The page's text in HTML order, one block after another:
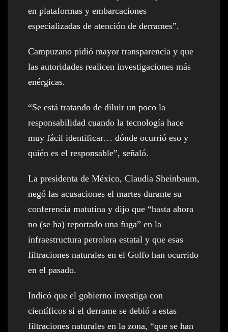
en plataformas y embarcaciones
especializadas de atención de derrames”.
Campuzano pidió mayor transparencia y que
las autoridades realicen investigaciones más
enérgicas.
“Se está tratando de diluir un poco la
responsabilidad cuando la tecnología hace
muy fácil identificar… dónde ocurrió eso y
quién es el responsable”, señaló.
La presidenta de México, Claudia Sheinbaum,
negó las acusaciones el martes durante su
conferencia matutina y dijo que “hasta ahora
no (se ha) reportado una fuga” en la
infraestructura petrolera estatal y que esas
filtraciones naturales en el Golfo han ocurrido
en el pasado.
Indicó que el gobierno investiga con
científicos si el derrame se debió a estas
filtraciones naturales en la zona, “que se han